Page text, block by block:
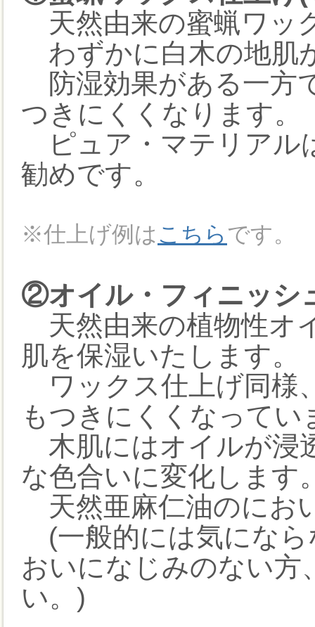
天然由来の蜜蝋ワッ
わずかに白木の地肌
防湿効果がある一方
つきにくくなります。
ピュア・マテリアル
勧めです。
※仕上げ例はこちら です。
②オイル・フィニッシ
天然由来の植物性オ
肌を保湿いたします。
ワックス仕上げ同様
もつきにくくなってい
木肌にはオイルが浸
な色合いに変化します
天然亜麻仁油のにお
(一般的には気になら
おいになじみのない方
い。)